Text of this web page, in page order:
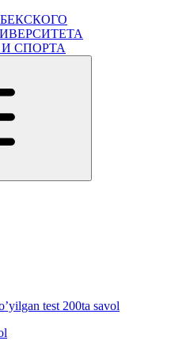
СПОРТА
test 200ta savol